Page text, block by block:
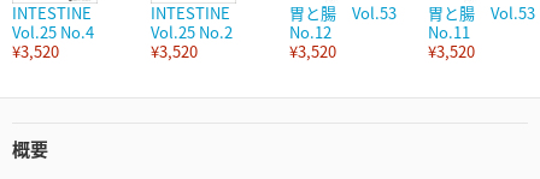
INTESTINE
Vol.25 No.4
¥3,520
INTESTINE
Vol.25 No.2
¥3,520
胃と腸 Vol.53
No.12
¥3,520
胃と腸 Vol.53
No.11
¥3,520
概要